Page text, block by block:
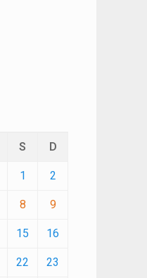
S D
1 2
8 9
15 16
22 23